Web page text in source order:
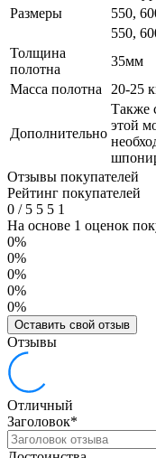
Размеры
550,
550,
Толщина
полотна
35мм
Масса полотна
20-25
Дополнительно
Также
этой
Отзывы покупателей
Рейтинг покупателей
0 /5 5 5 1
На основе 1 оценок
0%
0%
0%
0%
0%
Оставить свой отзыв
Отзывы
Отличный
Заголовок*